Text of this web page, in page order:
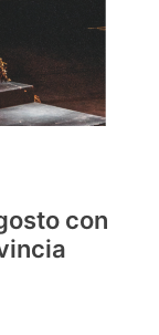
con